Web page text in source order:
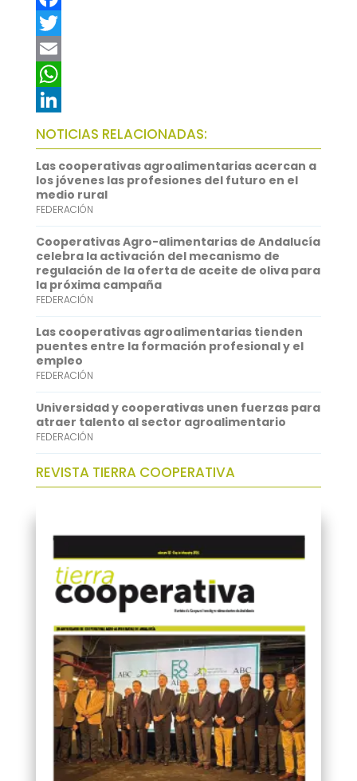
F
a
c
e
b
o
o
k
T
w
t
t
e
r
E
m
a
i
l
W
h
a
t
s
A
p
p
L
i
n
k
e
d
I
n
NOTICIAS RELACIONADAS:
Las cooperativas agroalimentarias acercan a
los jóvenes las profesiones del futuro en el
medio rural
FEDERACIÓN
Cooperativas Agro-alimentarias de Andalucía
celebra la activación del mecanismo de
regulación de la oferta de aceite de oliva para
la próxima campaña
FEDERACIÓN
Las cooperativas agroalimentarias tienden
puentes entre la formación profesional y el
empleo
FEDERACIÓN
Universidad y cooperativas unen fuerzas para
atraer talento al sector agroalimentario
FEDERACIÓN
REVISTA TIERRA COOPERATIVA